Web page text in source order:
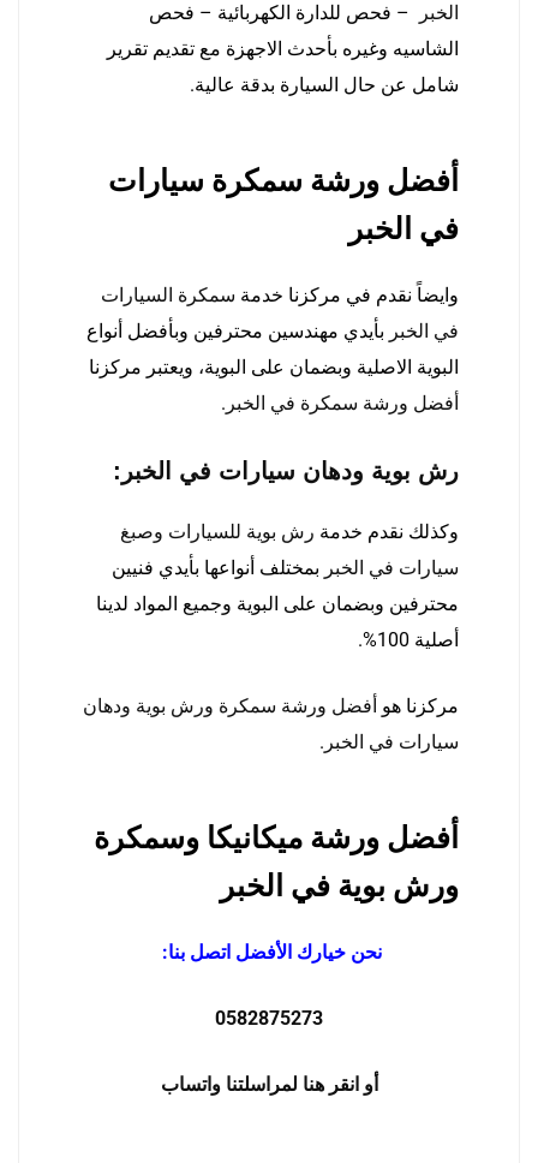
الخبر
– فحص للدارة الكهربائية – فحص
الشاسيه وغيره بأحدث الاجهزة مع تقديم تقرير
شامل عن حال السيارة بدقة عالية.
أفضل ورشة سمكرة سيارات
في الخبر
وايضاً نقدم في مركزنا خدمة سمكرة السيارات
في الخبر بأيدي مهندسين محترفين وبأفضل أنواع
البوية الاصلية وبضمان على البوية، ويعتبر مركزنا
أفضل ورشة سمكرة في الخبر .
رش بوية ودهان سيارات في الخبر :
وكذلك نقدم خدمة رش بوية للسيارات وصبغ
سيارات في الخبر بمختلف أنواعها بأيدي فنيين
محترفين وبضمان على البوية وجميع المواد لدينا
أصلية 100%.
مركزنا هو أفضل ورشة سمكرة ورش بوية ودهان
سيارات في الخبر .
أفضل ورشة ميكانيكا وسمكرة
ورش بوية في الخبر
نحن خيارك الأفضل اتصل بنا:
0582875273
أو انقر هنا لمراسلتنا واتساب